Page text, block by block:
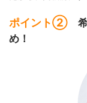
ポイント② 希
め！